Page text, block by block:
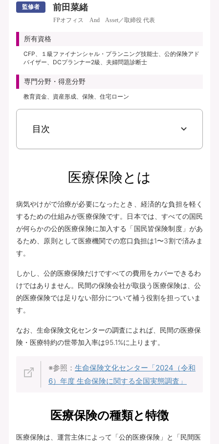
線治療給付金特約 5万円(外来手術給付割合：100％)、総合先進医療特約付
き、保険料払込免除特約なし、初期入院10日給付特則付き、三大疾病支払日数
無制限延長特則付き | | 保険期間：終身（総合先進医療特約は10年） | 保険料
払込期間：終身（総合先進医療特約は10年） | 募集文書番号：AFH277-
2025-0355 2月17日(280217)
無料で相談予約
資料請求
監修者 前田菜緒
FPオフィス And Asset／取締役 代表
所有資格
CFP、１級ファイナンシャル・プランニング技能士、公的保険アド
バイザー、DCプランナー2級、夫婦問題診断士
専門分野・得意分野
教育資金、資産形成、保険、住宅ローン
目次
医療保険とは
病気やけがで治療が必要になったとき、経済的な負担を軽く
するための仕組みが医療保険です。日本では、すべての国民
が何らかの公的医療保険に加入する「国民皆保険制度」があ
るため、原則として医療機関での窓口負担は1〜3割で済みま
す。
しかし、公的医療保険だけですべての費用をカバーできるわ
けではありません。民間の保険会社が取扱う医療保険は、公
的医療保険では足りない部分について補う役割を担っていま
す。
なお、生命保険文化センターの調査によれば、民間の医療保
険・医療特約の世帯加入率は95.1%に上ります。
※参照： 生命保険文化センター「2024（令和
6）年度 生命保険に関する全国実態調査」
医療保険の種類と特徴
医療保険は、運営主体によって「公的医療保険」と「民間医